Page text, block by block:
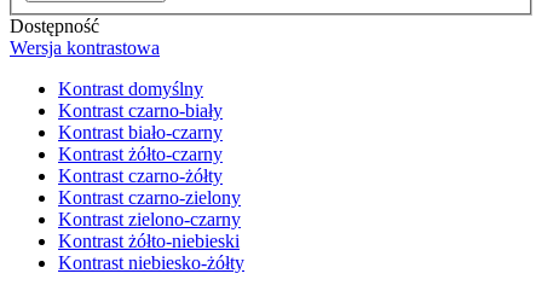
Dostępność
Wersja kontrastowa
Kontrast domyślny
Kontrast czarno-biały
Kontrast biało-czarny
Kontrast żółto-czarny
Kontrast czarno-żółty
Kontrast czarno-zielony
Kontrast zielono-czarny
Kontrast żółto-niebieski
Kontrast niebiesko-żółty